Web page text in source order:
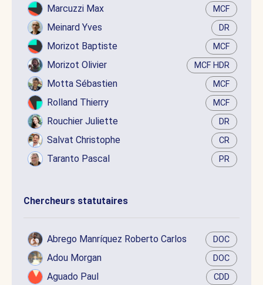
Marcuzzi Max MCF
Meinard Yves DR
Morizot Baptiste MCF
Morizot Olivier MCF HDR
Motta Sébastien MCF
Rolland Thierry MCF
Rouchier Juliette DR
Salvat Christophe CR
Taranto Pascal PR
Chercheurs statutaires
Abrego Manríquez Roberto Carlos DOC
Adou Morgan DOC
Aguado Paul CDD